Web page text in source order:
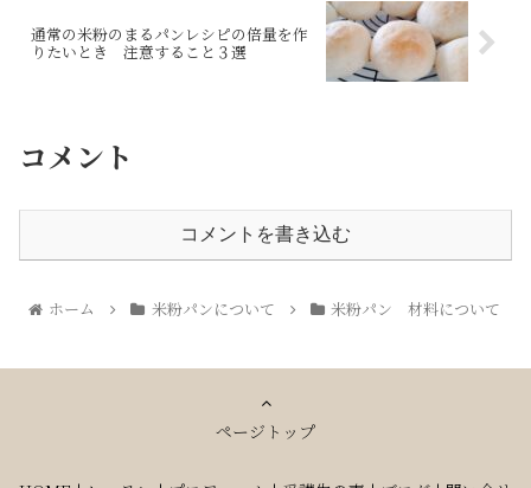
通常の米粉のまるパンレシピの倍量を作
りたいとき 注意すること３選
コメント
コメントを書き込む
ホーム 米粉パンについて 米粉パン 材料について
ページトップ